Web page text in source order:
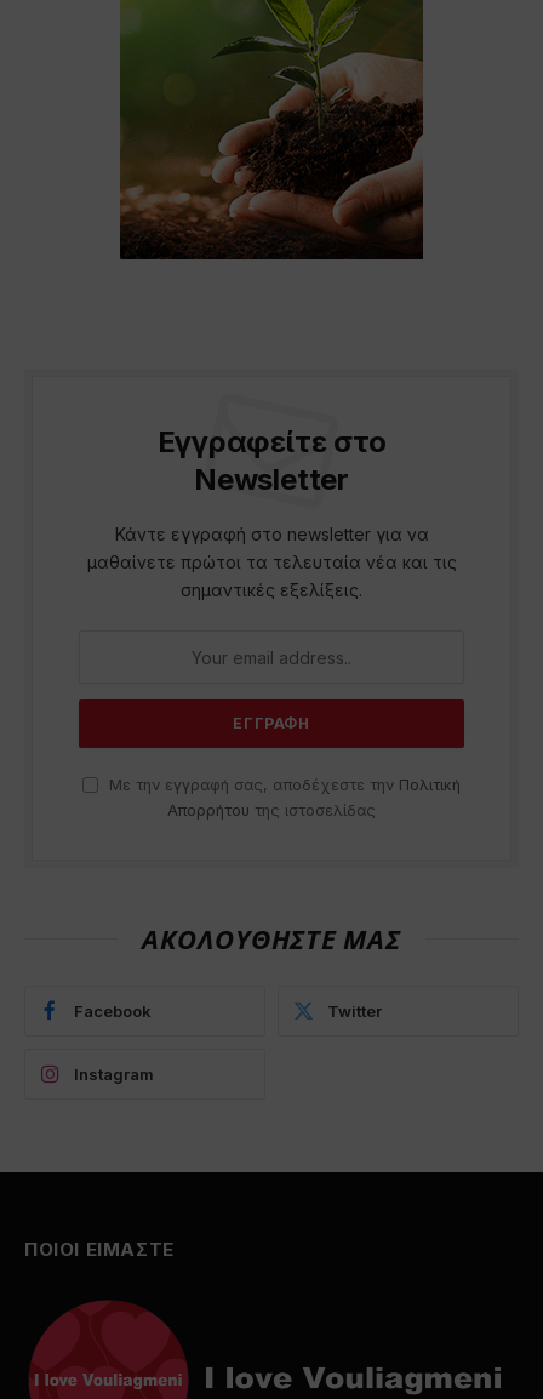
Εγγραφείτε στο
Newsletter
Κάντε εγγραφή στο newsletter για να
μαθαίνετε πρώτοι τα τελευταία νέα και τις
σημαντικές εξελίξεις.
Με την εγγραφή σας, αποδέχεστε την Πολιτική
Απορρήτου της ιστοσελίδας
ΑΚΟΛΟΥΘΗΣΤΕ ΜΑΣ
Facebook Twitter
Instagram
ΠΟΙΟΙ ΕΙΜΑΣΤΕ